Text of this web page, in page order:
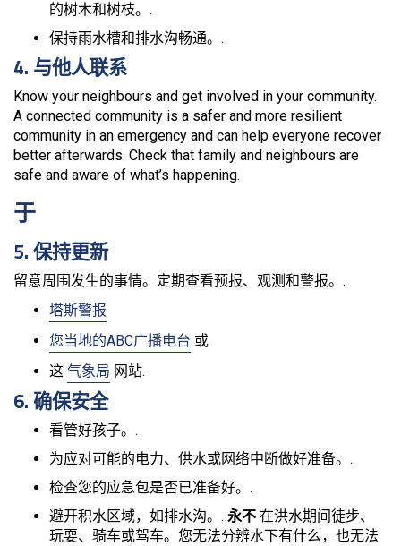
的树木和树枝。.
保持雨水槽和排水沟畅通。.
4. 与他人联系
Know your neighbours and get involved in your community.
A connected community is a safer and more resilient
community in an emergency and can help everyone recover
better afterwards. Check that family and neighbours are
safe and aware of what’s happening.
于
5. 保持更新
留意周围发生的事情。定期查看预报、观测和警报。.
塔斯警报
您当地的ABC广播电台 或
这 气象局 网站.
6. 确保安全
看管好孩子。.
为应对可能的电力、供水或网络中断做好准备。.
检查您的应急包是否已准备好。.
避开积水区域，如排水沟。. 永不 在洪水期间徒步、
玩耍、骑车或驾车。您无法分辨水下有什么，也无法